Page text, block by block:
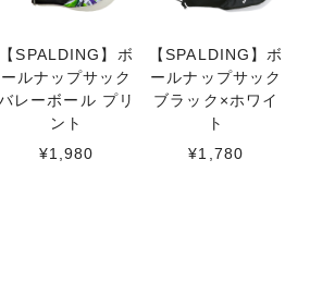
【SPALDING】ボ
ールナップサック
レーボール プリ
ント
¥1,980
【SPALDING】ボ
ールナップサック
ブラック×ホワイ
ト
¥1,780